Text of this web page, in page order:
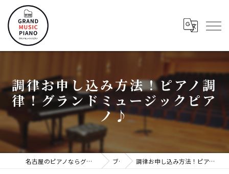
調律お申し込み方法！ピアノ調
律！グランドミュージックピア
ノ♪
名古屋のピアノならグランドミュージックピアノ株式会社 ブログ 調律お申し込み方法！ピアノ調律！グランドミュージックピアノ♪